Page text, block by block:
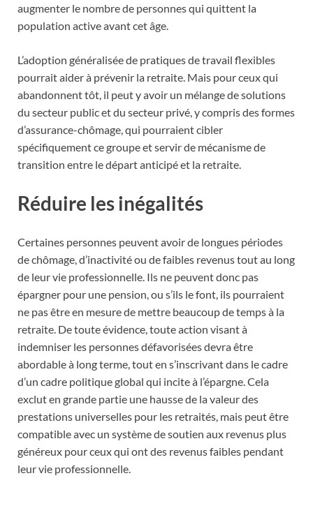
augmenter le nombre de personnes qui quittent la
population active avant cet âge.
L’adoption généralisée de pratiques de travail flexibles
pourrait aider à prévenir la retraite. Mais pour ceux qui
abandonnent tôt, il peut y avoir un mélange de solutions
du secteur public et du secteur privé, y compris des formes
d’assurance-chômage, qui pourraient cibler
spécifiquement ce groupe et servir de mécanisme de
transition entre le départ anticipé et la retraite.
Réduire les inégalités
Certaines personnes peuvent avoir de longues périodes
de chômage, d’inactivité ou de faibles revenus tout au long
de leur vie professionnelle. Ils ne peuvent donc pas
épargner pour une pension, ou s’ils le font, ils pourraient
ne pas être en mesure de mettre beaucoup de temps à la
retraite. De toute évidence, toute action visant à
indemniser les personnes défavorisées devra être
abordable à long terme, tout en s’inscrivant dans le cadre
d’un cadre politique global qui incite à l’épargne. Cela
exclut en grande partie une hausse de la valeur des
prestations universelles pour les retraités, mais peut être
compatible avec un système de soutien aux revenus plus
généreux pour ceux qui ont des revenus faibles pendant
leur vie professionnelle.